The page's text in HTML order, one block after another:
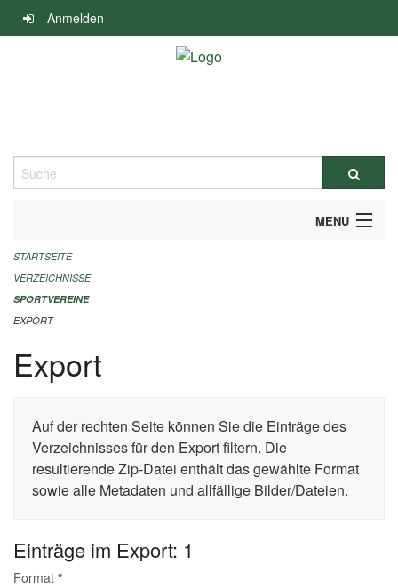
Navigation
überspringen
Anmelden
Suche
MENU
ALLGEMEINE INFORMATIONEN
FINANZIELLE UNTERSTÜTZUNG BENÖTIGT?
KONTAKT
STARTSEITE
VERZEICHNISSE
SPORTVEREINE
EXPORT
Export
Auf der rechten Seite können Sie die Einträge des
Verzeichnisses für den Export filtern. Die
resultierende Zip-Datei enthält das gewählte Format
sowie alle Metadaten und allfällige Bilder/Dateien.
Einträge im Export: 1
Format *